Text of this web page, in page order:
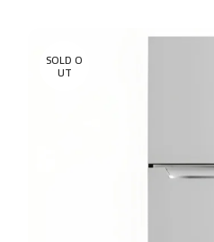
SOLD O
UT